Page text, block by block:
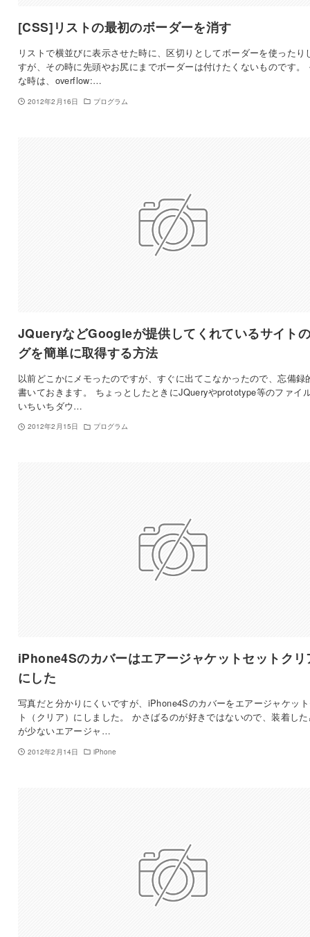
[CSS]リストの最初のボーダーを消す
リストで横並びに表示させた時に、区切りとしてボーダーを使ったり
すが、その時に先頭やお尻にまでボーダーは付けたくないものです。
な時は、overflow:…
2012年2月16日 プログラム
JQueryなどGoogleが提供してくれているサイト
グを簡単に取得する方法
以前どこかにメモったのですが、すぐに出てこなかったので、忘備録
書いておきます。 ちょっとしたときにJQueryやprototype等のファイ
いちいちダウ…
2012年2月15日 プログラム
iPhone4Sのカバーはエアージャケットセットクリ
にした
写真だと分かりにくいですが、iPhone4Sのカバーをエアージャケッ
ト（クリア）にしました。 かさばるのが好きではないので、装着し
が少ないエアージャ…
2012年2月14日 iPhone